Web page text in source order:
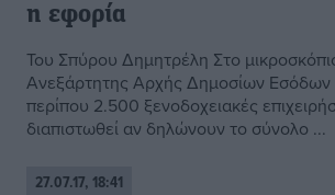
η εφορία
Του Σπύρου Δημητρέλη Στο
Ανεξάρτητης Αρχής Δημοσίων Εσόδων
περίπου 2.500 ξενοδοχειακές
διαπιστωθεί αν δηλώνουν το σύνολο ...
27.07.17, 18:41